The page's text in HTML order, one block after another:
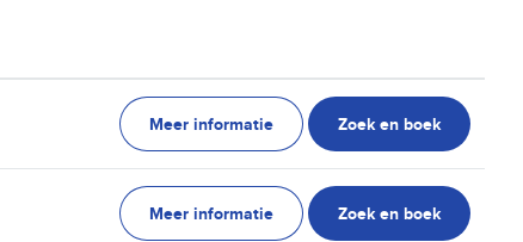
Meer informatie Zoek en boek
Meer informatie Zoek en boek